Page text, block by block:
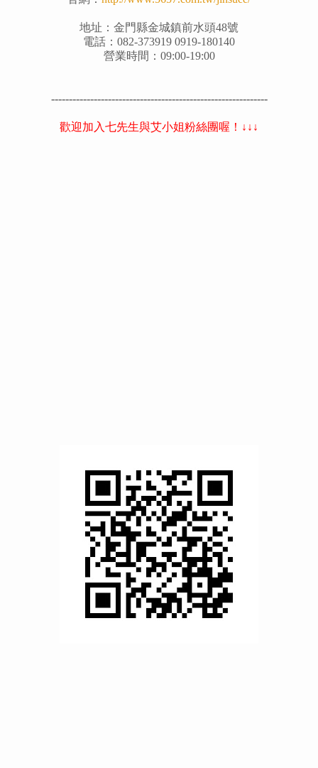
地址：金門縣金城鎮前水頭48號
電話：082-373919 0919-180140
營業時間：09:00-19:00
-------------------------------------------------------------
歡迎加入七先生與艾小姐粉絲團喔！↓↓↓